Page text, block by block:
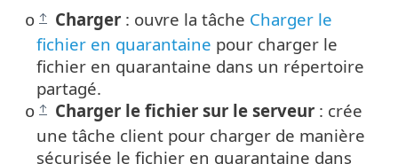
o Charger : ouvre la tâche Charger le
fichier en quarantaine pour charger le
fichier en quarantaine dans un répertoire
partagé.
o Charger le fichier sur le serveur : crée
une tâche client pour charger de manière
sécurisée le fichier en quarantaine dans